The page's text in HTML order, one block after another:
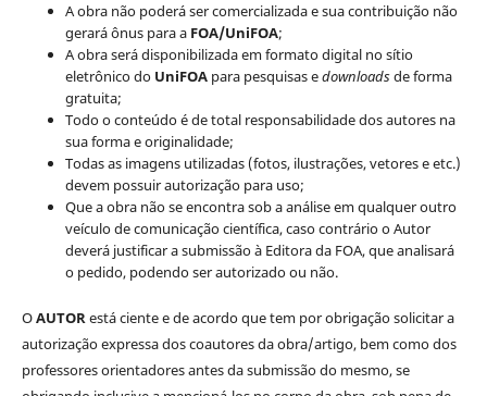
A obra não poderá ser comercializada e sua contribuição não
gerará ônus para a FOA/UniFOA;
A obra será disponibilizada em formato digital no sítio
eletrônico do UniFOApara pesquisas edownloadsde forma
gratuita;
Todo o conteúdo é de total responsabilidade dos autores na
sua forma e originalidade;
Todas as imagens utilizadas (fotos, ilustrações, vetores e etc.)
devem possuir autorização para uso;
Que a obra não se encontra sob a análise em qualquer outro
veículo de comunicação científica, caso contrário o Autor
deverá justificar a submissão à Editora da FOA, que analisará
o pedido, podendo ser autorizado ou não.
OAUTORestá ciente e de acordo que tem por obrigação solicitar a
autorização expressa dos coautores da obra/artigo, bem como dos
professores orientadores antes da submissão do mesmo, se